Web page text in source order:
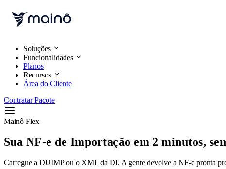
Soluções
Funcionalidades
Planos
Recursos
Área do Cliente
Contratar Pacote
Mainô Flex
Sua NF-e de Importação em 2 minutos,
Carregue a DUIMP ou o XML da DI. A gente devolve a NF-e pronta